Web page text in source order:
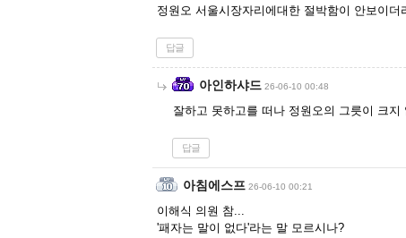
정원오 서울시장자리에대한 절박함이 안보이
답글
아인하샤드 26-06-10 00:48
잘하고 못하고를 떠나 정원오의 그릇이 크지
답글
아침에스프 26-06-10 00:21
이해식 의원 참...
'패자는 말이 없다'라는 말 모르시나?